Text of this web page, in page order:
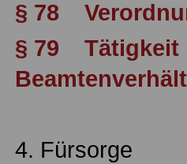
§ 78
§ 79 Tätigkeit
4. Fürsorge